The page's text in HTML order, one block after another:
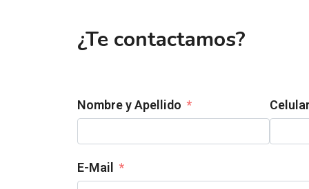
¿Te contactamos?
Nombre y Apellido
E-Mail